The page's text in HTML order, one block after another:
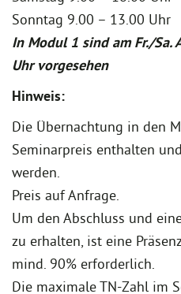
Sonntag 9.00 – 13.00 Uhr
In Modul 1 sind am Fr./Sa.
Uhr vorgesehen
Hinweis:
Die Übernachtung in den
Seminarpreis enthalten
werden.
Preis auf Anfrage.
Um den Abschluss und
zu erhalten, ist eine
mind. 90% erforderlich.
Die maximale TN-Zahl im